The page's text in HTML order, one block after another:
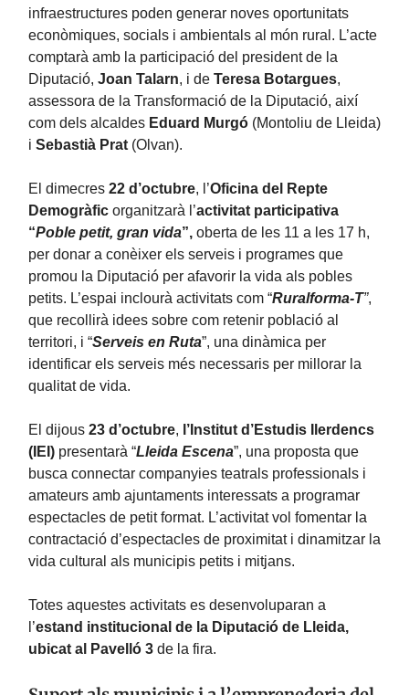
infraestructures poden generar noves oportunitats
econòmiques, socials i ambientals al món rural. L’acte
comptarà amb la participació del president de la
Diputació, Joan Talarn, i de Teresa Botargues,
assessora de la Transformació de la Diputació, així
com dels alcaldes Eduard Murgó (Montoliu de Lleida)
i Sebastià Prat (Olvan).
El dimecres 22 d’octubre, l’Oficina del Repte
Demogràfic organitzarà l’activitat participativa
“Poble petit, gran vida”, oberta de les 11 a les 17 h,
per donar a conèixer els serveis i programes que
promou la Diputació per afavorir la vida als pobles
petits. L’espai inclourà activitats com “Ruralforma-T”,
que recollirà idees sobre com retenir població al
territori, i “Serveis en Ruta”, una dinàmica per
identificar els serveis més necessaris per millorar la
qualitat de vida.
El dijous 23 d’octubre, l’Institut d’Estudis Ilerdencs
(IEI) presentarà “Lleida Escena”, una proposta que
busca connectar companyies teatrals professionals i
amateurs amb ajuntaments interessats a programar
espectacles de petit format. L’activitat vol fomentar la
contractació d’espectacles de proximitat i dinamitzar la
vida cultural als municipis petits i mitjans.
Totes aquestes activitats es desenvoluparan a
l’estand institucional de la Diputació de Lleida,
ubicat al Pavelló 3 de la fira.